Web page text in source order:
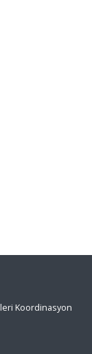
Koordinasyon